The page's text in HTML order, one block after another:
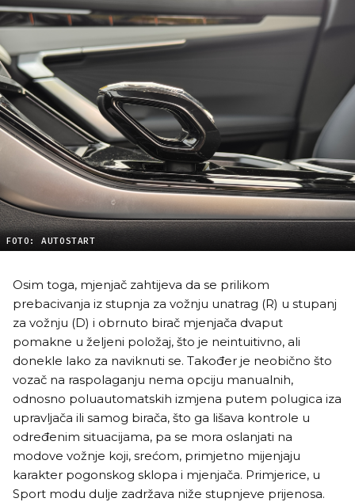
FOTO: AUTOSTART
Osim toga, mjenjač zahtijeva da se prilikom
prebacivanja iz stupnja za vožnju unatrag (R) u stupanj
za vožnju (D) i obrnuto birač mjenjača dvaput
pomakne u željeni položaj, što je neintuitivno, ali
donekle lako za naviknuti se. Također je neobično što
vozač na raspolaganju nema opciju manualnih,
odnosno poluautomatskih izmjena putem polugica iza
upravljača ili samog birača, što ga lišava kontrole u
određenim situacijama, pa se mora oslanjati na
modove vožnje koji, srećom, primjetno mijenjaju
karakter pogonskog sklopa i mjenjača. Primjerice, u
Sport modu dulje zadržava niže stupnjeve prijenosa.